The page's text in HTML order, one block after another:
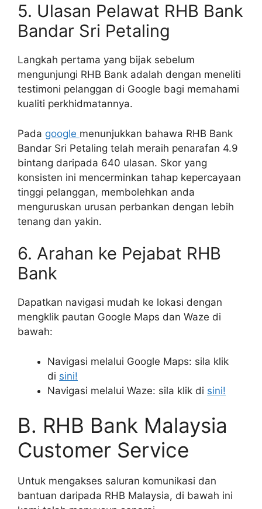
5. Ulasan Pelawat RHB Bank
Bandar Sri Petaling
Langkah pertama yang bijak sebelum
mengunjungi RHB Bank adalah dengan meneliti
testimoni pelanggan di Google bagi memahami
kualiti perkhidmatannya.
Pada google menunjukkan bahawa RHB Bank
Bandar Sri Petaling telah meraih penarafan 4.9
bintang daripada 640 ulasan. Skor yang
konsisten ini mencerminkan tahap kepercayaan
tinggi pelanggan, membolehkan anda
menguruskan urusan perbankan dengan lebih
tenang dan yakin.
6. Arahan ke Pejabat RHB
Bank
Dapatkan navigasi mudah ke lokasi dengan
mengklik pautan Google Maps dan Waze di
bawah:
Navigasi melalui Google Maps: sila klik
di sini!
Navigasi melalui Waze: sila klik di sini!
B. RHB Bank Malaysia
Customer Service
Untuk mengakses saluran komunikasi dan
bantuan daripada RHB Malaysia, di bawah ini